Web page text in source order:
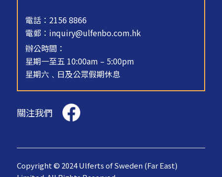
電話：2156 8866
電郵： inquiry@ulfenbo.com.hk
辦公時間：
星期一至五 10:00am – 5:00pm
星期六﹑日及公眾假期休息
關注我們
Copyright © 2024 Ulferts of Sweden (Far East)